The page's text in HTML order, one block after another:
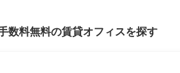
数料無料の賃貸オフィスを探す